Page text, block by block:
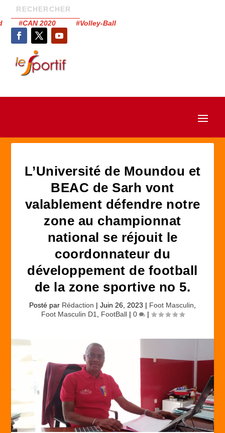
#CAN 2020 #Volley-Ball
L’Université de Moundou et
BEAC de Sarh vont
valablement défendre notre
zone au championnat
national se réjouit le
coordonnateur du
développement de football
de la zone sportive no 5.
Posté par Rédaction | Juin 26, 2023 | Foot Masculin
Foot Masculin D1
FootBall| 0 |